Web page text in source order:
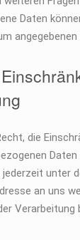
Daten
die
Daten
jederzeit unter
an uns